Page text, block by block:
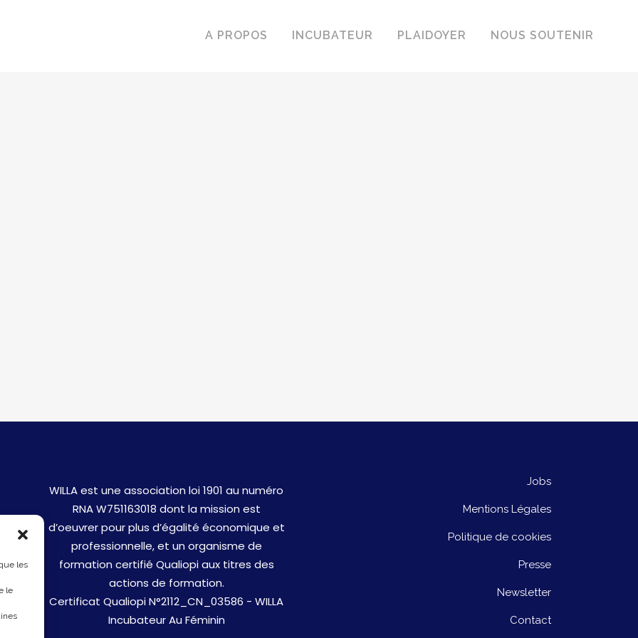
les
le
A PROPOS INCUBATEUR PLAIDOYER NOUS SOUTENIR
WILLA est une association loi 1901 au numéro
RNA W751163018 dont la mission est
d’oeuvrer pour plus d’égalité économique et
professionnelle, et un organisme de
formation certifié Qualiopi aux titres des
actions de formation.
Certificat Qualiopi N°2112_CN_03586 - WILLA
Incubateur Au Féminin
Jobs
Mentions Légales
Politique de cookies
Presse
Newsletter
Contact